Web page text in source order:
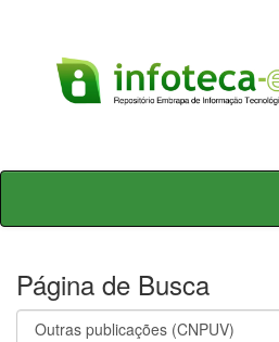
Skip
Página de Busca